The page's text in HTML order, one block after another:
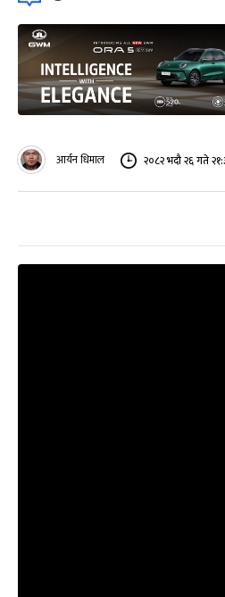
आर्यन धिमाल २०८२ भदौ २६ गते